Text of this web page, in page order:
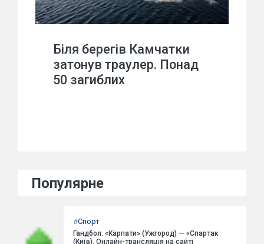
Біля берегів Камчатки
затонув траулер. Понад
50 загиблих
Популярне
#Спорт
Гандбол. «Карпати» (Ужгород) — «Спартак
(Київ). Онлайн-трансляція на сайті